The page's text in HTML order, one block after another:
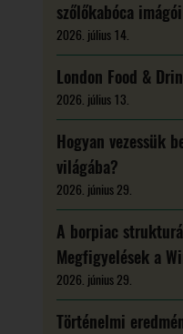
szőlőkabóca
2026. július 14.
London Food &
2026. július 13.
Hogyan vezessük
világába?
2026. június 29.
A borpiac
Megfigyelések a
2026. június 29.
Történelmi